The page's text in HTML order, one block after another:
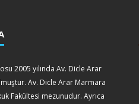
2005 yılında Av. Dicle Arar
Av. Dicle Arar Marmara
Fakültesi mezunudur. Ayrıca